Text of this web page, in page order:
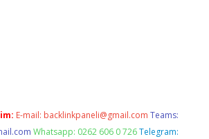
E-mail: backlinkpaneli@gmail.com Teams:
Whatsapp: 0262 606 0 726 Telegram: